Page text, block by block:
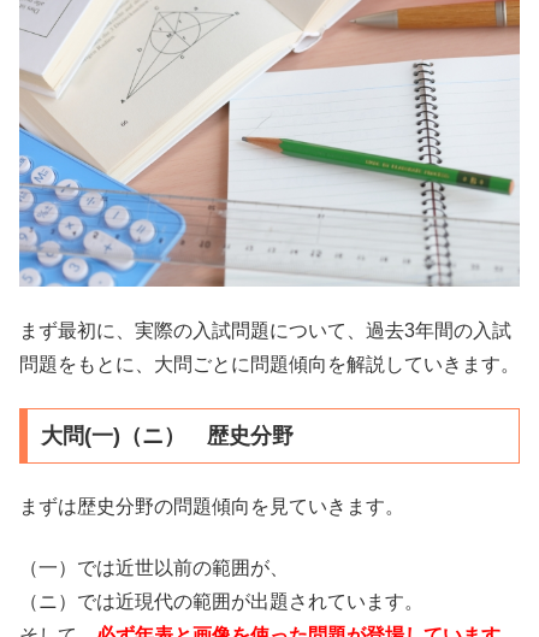
まず最初に、実際の入試問題について、過去3年間の入試
問題をもとに、大問ごとに問題傾向を解説していきます。
大問(一)（ニ） 歴史分野
まずは歴史分野の問題傾向を見ていきます。
（一）では近世以前の範囲が、
（ニ）では近現代の範囲が出題されています。